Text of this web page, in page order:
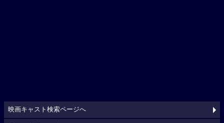
映画キャスト検索ページへ